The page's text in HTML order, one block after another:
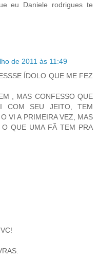
eu Daniele rodrigues te
de 2011 às 11:49
ÍDOLO QUE ME FEZ
, MAS CONFESSO QUE
COM SEU JEITO, TEM
VI A PRIMEIRA VEZ, MAS
QUE UMA FÃ TEM PRA